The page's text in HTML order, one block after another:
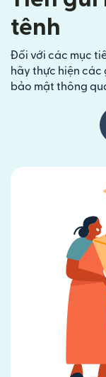
tênh
Đối với các mục
hãy thực hiện các
bảo mật thông